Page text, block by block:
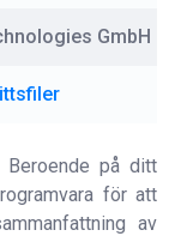
GmbH
på ditt
för att
av